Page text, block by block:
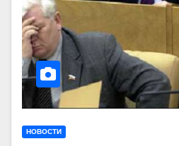
НОВОСТИ